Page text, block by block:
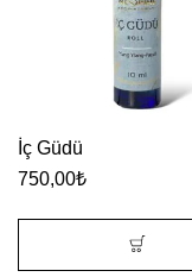
İç Güdü
750,00₺